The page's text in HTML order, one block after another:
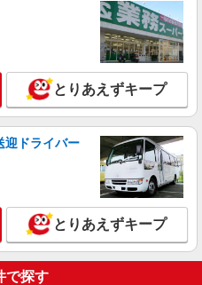
とりあえずキープ
迎ドライバー
とりあえずキープ
で探す